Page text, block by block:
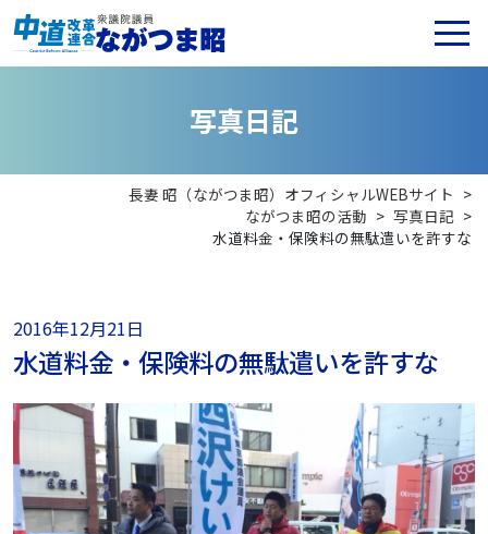
写真日記
長妻 昭（ながつま昭）オフィシャルWEBサイト >
ながつま昭の活動 > 写真日記 >
水道料金・保険料の無駄遣いを許すな
2016年12月21日
水道料金・保険料の無駄遣いを許すな